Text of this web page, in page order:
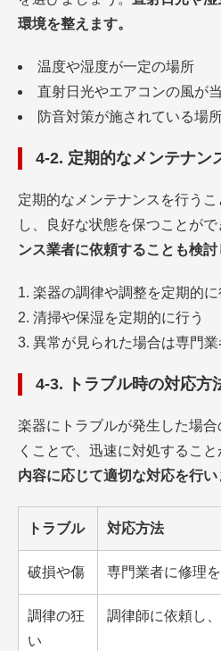
環境を整えます。
温度や湿度が一定の場所
直射日光やエアコンの風が
防音対策が施されている場
4-2. 定期的なメンテナン
定期的なメンテナンスを行う
し、良好な状態を保つことがで
ンス業者に依頼することも検討
楽器の調律や調整を定期的に
清掃や保湿を定期的に行う
異常が見られた場合は専門
4-3. トラブル時の対応方
楽器にトラブルが発生した場
くことで、迅速に対処すること
内容に応じて適切な対応を行い
トラブル 対応方法
破損や傷 専門業者に修理
調律の狂
い
調律師に依頼し